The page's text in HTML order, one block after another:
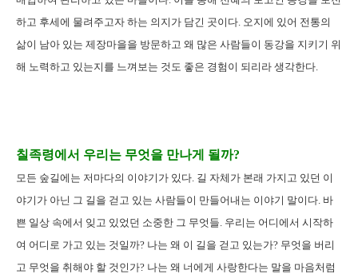
하고 후세에 물려주고자 하는 의지가 담긴 곳이다. 오지에 있어 전통의
삶이 남아 있는 제장마을을 방문하고 왜 많은 사람들이 동강을 지키기 위
해 노력하고 있는지를 느껴보는 것도 좋은 경험이 되리라 생각한다.
칠족령에서 우리는 무엇을 만나게 될까?
모든 숲길에는 저마다의 이야기가 있다. 길 자체가 본래 가지고 있던 이
야기가 아닌 그 길을 걷고 있는 사람들이 만들어내는 이야기 말이다. 바
쁜 일상 속에서 잊고 있었던 소중한 그 무엇들. 우리는 어디에서 시작하
여 어디로 가고 있는 것일까? 나는 왜 이 길을 걷고 있는가? 무엇을 버리
고 무엇을 취해야 할 것인가? 나는 왜 너에게 사랑한다는 말을 마음처럼